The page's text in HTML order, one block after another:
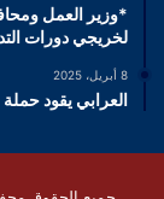
*وزير العمل
لخريجي دورات
8 أبريل، 2025
العرابي يقود